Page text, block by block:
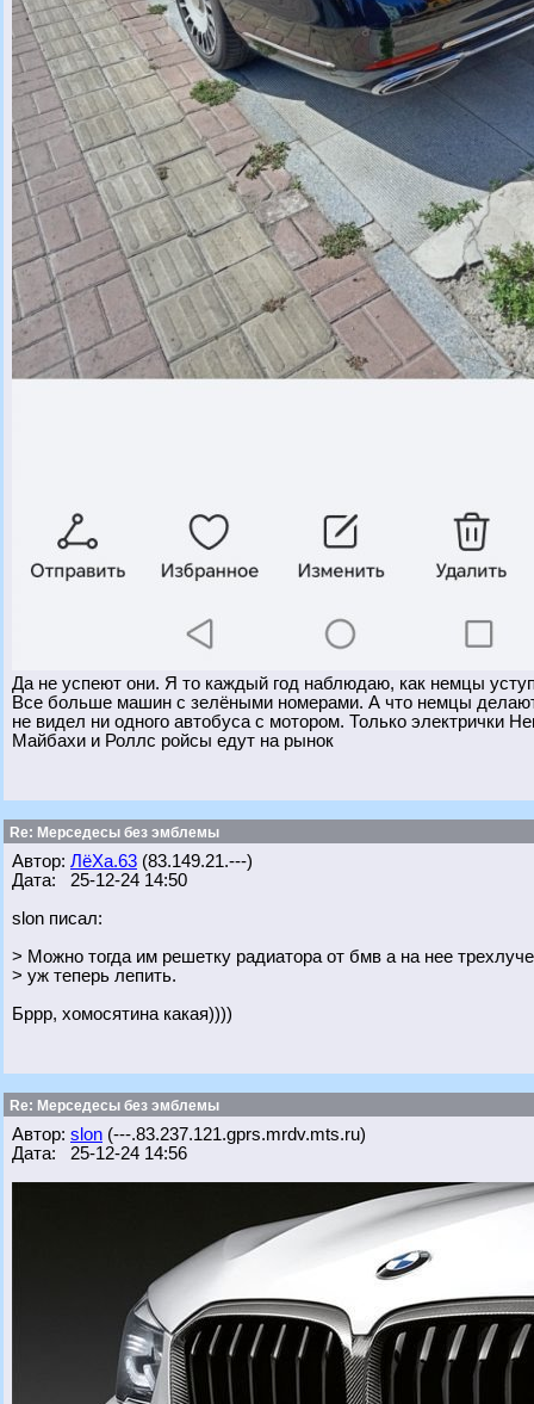
Да не успеют они. Я то каждый год наблюдаю, как немцы
Все больше машин с зелёными номерами. А что немцы
не видел ни одного автобуса с мотором. Только электрички
Майбахи и Роллс ройсы едут на рынок
Re: Мерседесы без эмблемы
Автор: ЛёХа.63 (83.149.21.---)
Дата: 25-12-24 14:50
slon писал:
> Можно тогда им решетку радиатора от бмв а на нее
> уж теперь лепить.
Бррр, хомосятина какая))))
Re: Мерседесы без эмблемы
Автор: slon (---.83.237.121.gprs.mrdv.mts.ru)
Дата: 25-12-24 14:56